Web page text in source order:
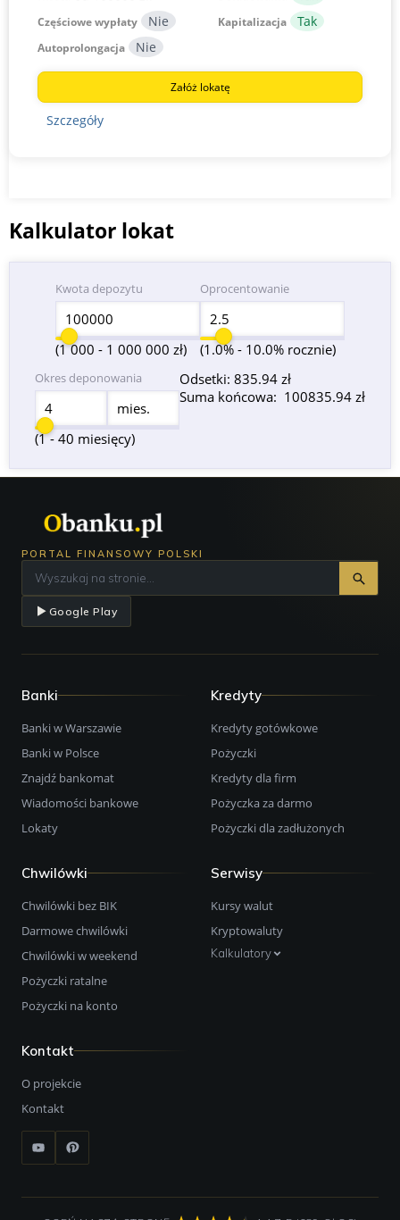
Częściowe wypłaty
Kapitalizacja
Autoprolongacja
Załóż lokatę
Szczegóły
Kalkulator lokat
Kwota depozytu
(1 000 - 1 000 000 zł)
Oprocentowanie
(1.0% - 10.0% rocznie)
Okres deponowania
mies.
(1 - 40 miesięcy)
Odsetki:835.94 zł
Suma końcowa: 100835.94 zł
PORTAL FINANSOWY POLSKI
Google Play
Banki
Banki w Warszawie
Banki w Polsce
Znajdź bankomat
Wiadomości bankowe
Lokaty
Kredyty
Kredyty gotówkowe
Pożyczki
Kredyty dla firm
Pożyczka za darmo
Pożyczki dla zadłużonych
Chwilówki
Chwilówki bez BIK
Darmowe chwilówki
Chwilówki w weekend
Pożyczki ratalne
Pożyczki na konto
Serwisy
Kursy walut
Kryptowaluty
Kalkulatory
Kontakt
O projekcie
Kontakt